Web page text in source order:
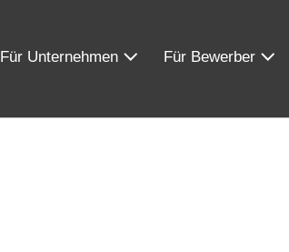
Für Unternehmen Für Bewerber